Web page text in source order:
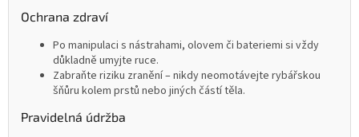
Ochrana zdraví
Po manipulaci s nástrahami, olovem či bateriemi si vždy
důkladně umyjte ruce.
Zabraňte riziku zranění – nikdy neomotávejte rybářskou
šňůru kolem prstů nebo jiných částí těla.
Pravidelná údržba